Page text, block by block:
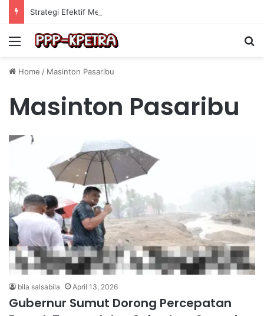
Menu
Home / Masinton Pasaribu
Masinton Pasaribu
bila salsabila April 13, 2026
Gubernur Sumut Dorong Percepatan